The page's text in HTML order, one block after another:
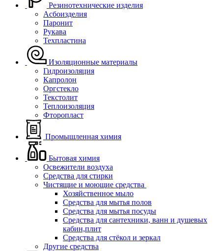
Резинотехнические изделия
Асбоизделия
Паронит
Рукава
Техпластина
Изоляционные материалы
Гидроизоляция
Капролон
Оргстекло
Текстолит
Теплоизоляция
Фторопласт
Промышленная химия
Бытовая химия
Освежители воздуха
Средства для стирки
Чистящие и моющие средства
Хозяйственное мыло
Средства для мытья полов
Средства для мытья посуды
Средства для сантехники, ванн и душевых
кабин,плит
Средства для стёкол и зеркал
Другие средства